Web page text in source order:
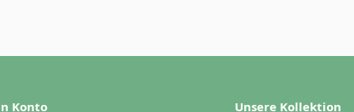
Konto Unsere Kollektion